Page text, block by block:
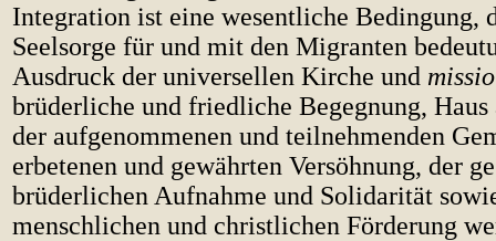
Integration ist eine wesentliche Bedingung,
Seelsorge für und mit den Migranten
Ausdruck der universellen Kirche und
brüderliche und friedliche Begegnung,
der aufgenommenen und teilnehmenden
erbetenen und gewährten Versöhnung, der
brüderlichen Aufnahme und Solidarität
menschlichen und christlichen Förderung